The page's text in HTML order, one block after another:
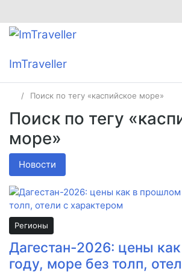
ImTraveller
Поиск по тегу «каспийское море»
Поиск по тегу
море»
Новости
Регионы
Дагестан-2026: цены
году, море без толп,